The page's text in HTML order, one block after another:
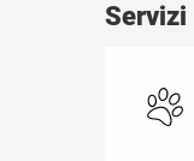
Servizi